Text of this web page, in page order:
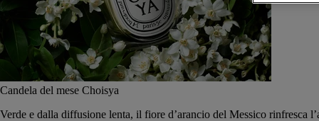
Candela del mese Choisya
Verde e dalla diffusione lenta, il fiore d’arancio del Messico rinfresca